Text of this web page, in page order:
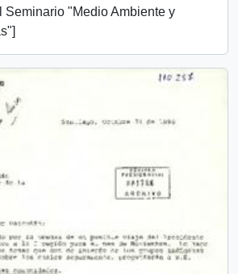
Seminario "Medio Ambiente y